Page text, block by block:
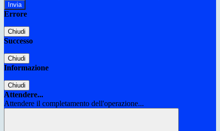
Errore
Chiudi
Successo
Chiudi
Informazione
Chiudi
Attendere...
Attendere il completamento dell'operazione...